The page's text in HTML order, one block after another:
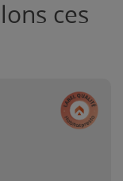
ces